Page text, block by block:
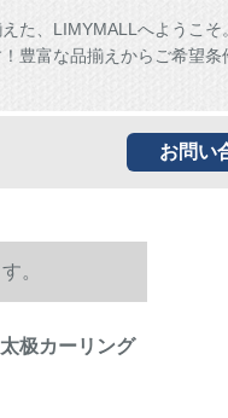
た、LIMYMALLへようこそ
豊富な品揃えからご希望条
お問い
。
极カーリング